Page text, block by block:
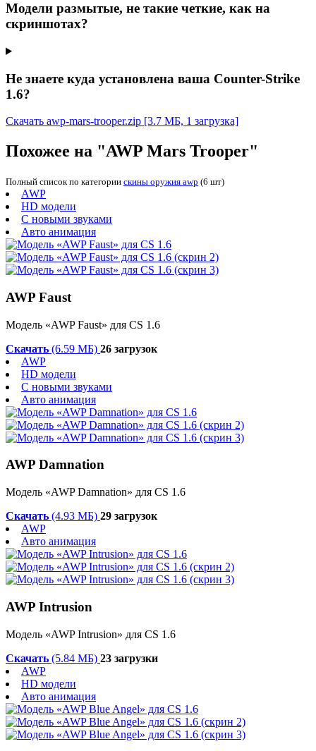
Модели размытые, не такие четкие, как на
скриншотах?
Не знаете куда установлена ваша Counter-Strike
1.6?
Скачать awp-mars-trooper.zip [3.7 МБ, 1 загрузка]
Похожее на "AWP Mars Trooper"
Полный список по категории скины оружия awp (6 шт)
AWP
HD модели
С новыми звуками
Авто анимация
AWP Faust
Модель «AWP Faust» для CS 1.6
Скачать (6.59 МБ) 26 загрузок
AWP
HD модели
С новыми звуками
Авто анимация
AWP Damnation
Модель «AWP Damnation» для CS 1.6
Скачать (4.93 МБ) 29 загрузок
AWP
Авто анимация
AWP Intrusion
Модель «AWP Intrusion» для CS 1.6
Скачать (5.84 МБ) 23 загрузки
AWP
HD модели
Авто анимация